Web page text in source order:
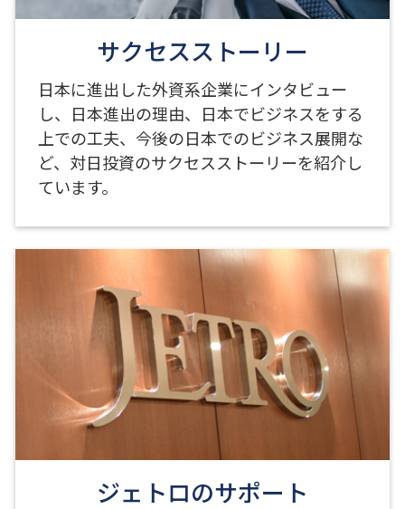
サクセスストーリー
日本に進出した外資系企業にインタビュー
し、日本進出の理由、日本でビジネスをする
上での工夫、今後の日本でのビジネス展開な
ど、対日投資のサクセスストーリーを紹介し
ています。
ジェトロのサポート